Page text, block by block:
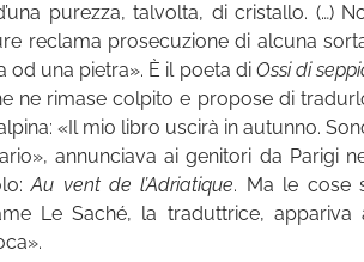
purezza, talvolta, di cristallo. (…)
reclama prosecuzione di alcuna
una pietra». È il poeta diOssi di
ne rimase colpito e propose di
«Il mio libro uscirà in autunno.
annunciava ai genitori da Parigi
Au vent de l’Adriatique. Ma le cose
Le Saché, la traduttrice, appariva